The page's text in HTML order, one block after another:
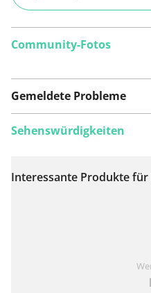
Community-Fotos
Gemeldete Probleme
Auf Karte
Sehenswürdigkeiten
Interessante Produkte für